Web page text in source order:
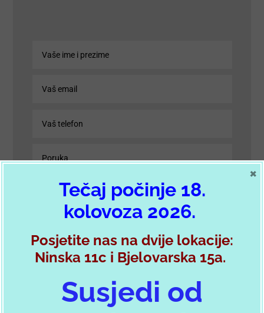
POŠALJI PORUKU
Tečaj počinje 18.
kolovoza 2026.
Posjetite nas na dvije lokacije:
Ninska 11c i Bjelovarska 15a.
Susjedi od
×